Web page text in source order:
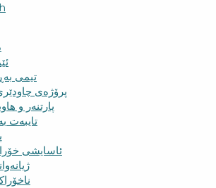
تیمی
پرۆژەی
پارتنەر و
تایبەت
ئاسایشی